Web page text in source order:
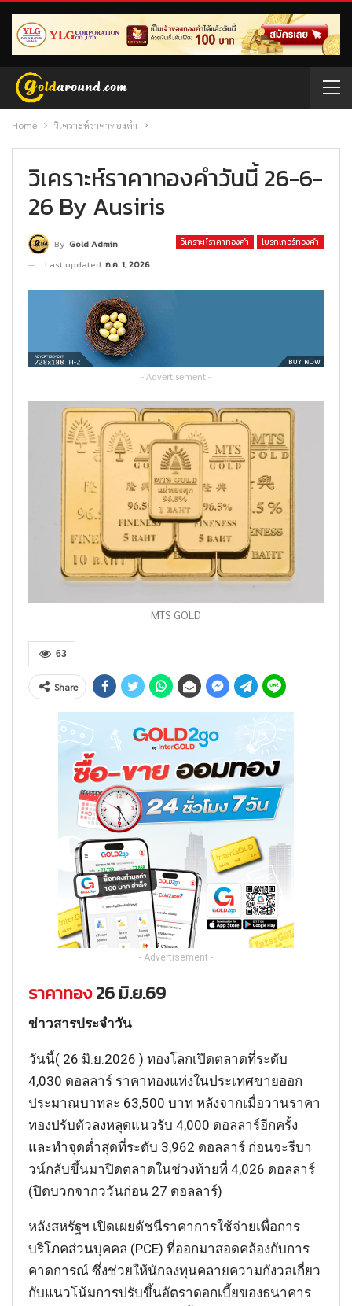
Home วิเคราะห์ราคาทองคำ
วิเคราะห์ราคาทองคำวันนี้ 26-6-
26 By Ausiris
วิเคราะห์ราคาทองคำ โบรกเกอร์ทองคำ
By Gold Admin
Last updated ก.ค. 1, 2026
- Advertisement -
MTS GOLD
63
Share
- Advertisement -
ราคาทอง26 มิ.ย.69
ข่าวสารประจำวัน
วันนี้( 26 มิ.ย.2026 ) ทองโลกเปิดตลาดที่ระดับ
4,030 ดอลลาร์ ราคาทองแท่งในประเทศขายออก
ประมาณบาทละ 63,500 บาท หลังจากเมื่อวานราคา
ทองปรับตัวลงหลุดแนวรับ 4,000 ดอลลาร์อีกครั้ง
และทำจุดต่ำสุดที่ระดับ 3,962 ดอลลาร์ ก่อนจะรีบา
วน์กลับขึ้นมาปิดตลาดในช่วงท้ายที่ 4,026 ดอลลาร์
(ปิดบวกจากววันก่อน 27 ดอลลาร์)
หลังสหรัฐฯ เปิดเผยดัชนีราคาการใช้จ่ายเพื่อการ
บริโภคส่วนบุคคล (PCE) ที่ออกมาสอดคล้องกับการ
คาดการณ์ ซึ่งช่วยให้นักลงทุนคลายความกังวลเกี่ยว
กับแนวโน้มการปรับขึ้นอัตราดอกเบี้ยของธนาคาร